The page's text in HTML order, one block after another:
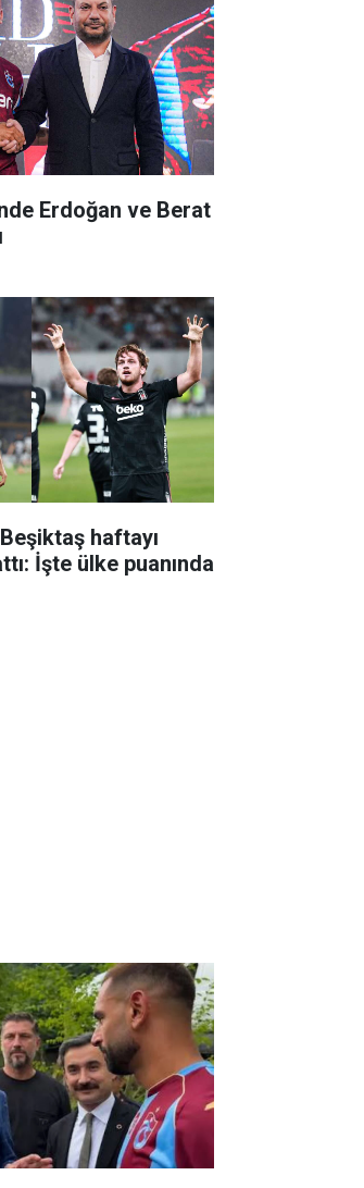
Erdoğan ve Berat
haftayı
İşte ülke puanında